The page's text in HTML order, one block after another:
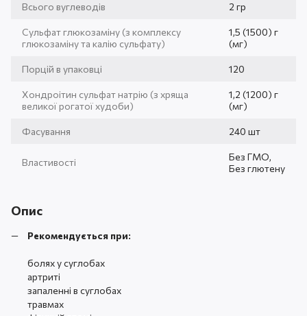
Всього вуглеводів 2 гр
Сульфат глюкозаміну (з комплексу
глюкозаміну та калію сульфату)
1,5 (1500) г
(мг)
Порцій в упаковці 120
Хондроітин сульфат натрію (з хряща
великої рогатої худоби)
1,2 (1200) г
(мг)
Фасування 240 шт
Властивості
Без ГМО,
Без глютену
Опис
Рекомендується при:
болях у суглобах
артриті
запаленні в суглобах
травмах